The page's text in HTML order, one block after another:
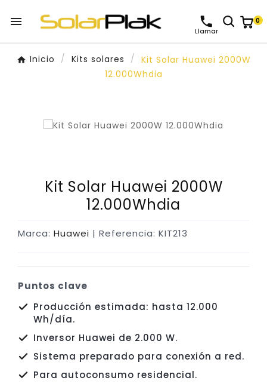

Llamar
0
Inicio Kits solares
Kit Solar Huawei 2000W
12.000Whdia
Kit Solar Huawei 2000W
12.000Whdia
Marca: Huawei | Referencia: KIT213
Puntos clave
Producción estimada: hasta 12.000
Wh/día.
Inversor Huawei de 2.000 W.
Sistema preparado para conexión a red.
Para autoconsumo residencial.